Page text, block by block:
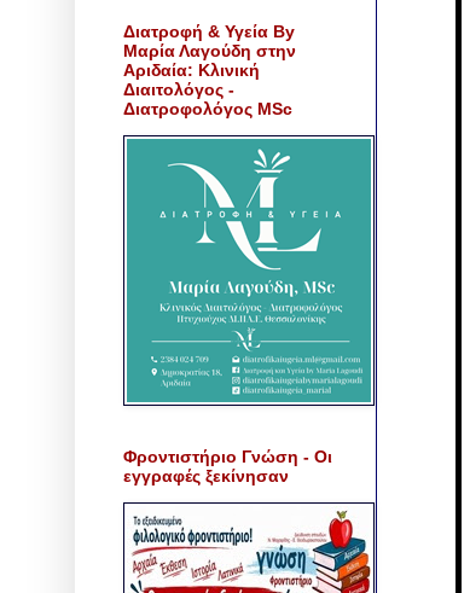
Διατροφή & Υγεία By
Μαρία Λαγούδη στην
Αριδαία: Κλινική
Διαιτολόγος -
Διατροφολόγος MSc
Φροντιστήριο Γνώση - Οι
εγγραφές ξεκίνησαν